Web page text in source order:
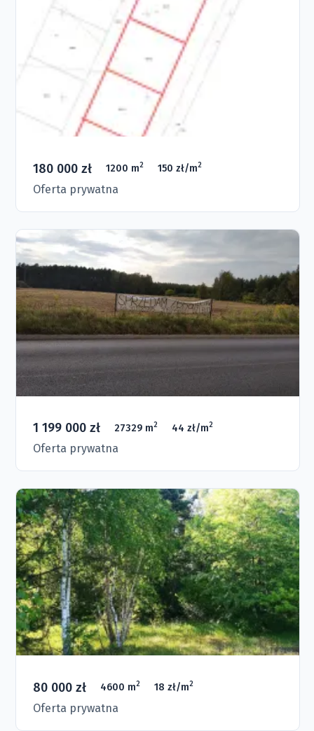
180 000 zł 1200 m2 150 zł/m2
Oferta prywatna
1 199 000 zł 27329 m2 44 zł/m2
Oferta prywatna
80 000 zł 4600 m2 18 zł/m2
Oferta prywatna